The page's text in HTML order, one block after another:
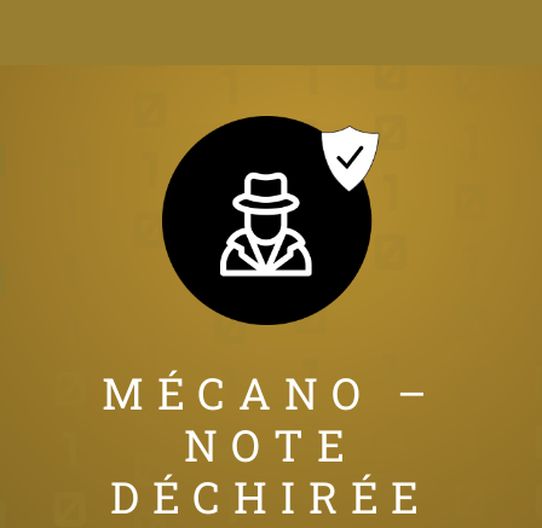
MÉCANO –
NOTE
DÉCHIRÉE